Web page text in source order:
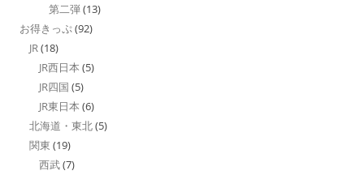
第二弾(13)
お得きっぷ(92)
JR(18)
JR西日本 (5)
JR四国 (5)
JR東日本 (6)
北海道・東北(5)
関東 (19)
西武(7)